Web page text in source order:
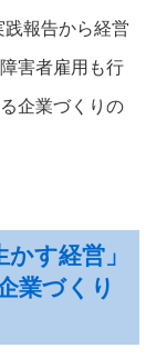
践報告から経営
害者雇用も行
企業づくりの
す経営」
業づくり